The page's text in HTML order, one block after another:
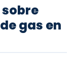
gas en